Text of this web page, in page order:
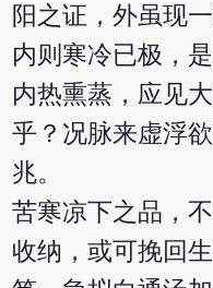
阳之证，外虽现
内则寒冷已极，
内热熏蒸，应见
乎？况脉来虚浮
兆。
苦寒凉下之品，
收纳，或可挽回